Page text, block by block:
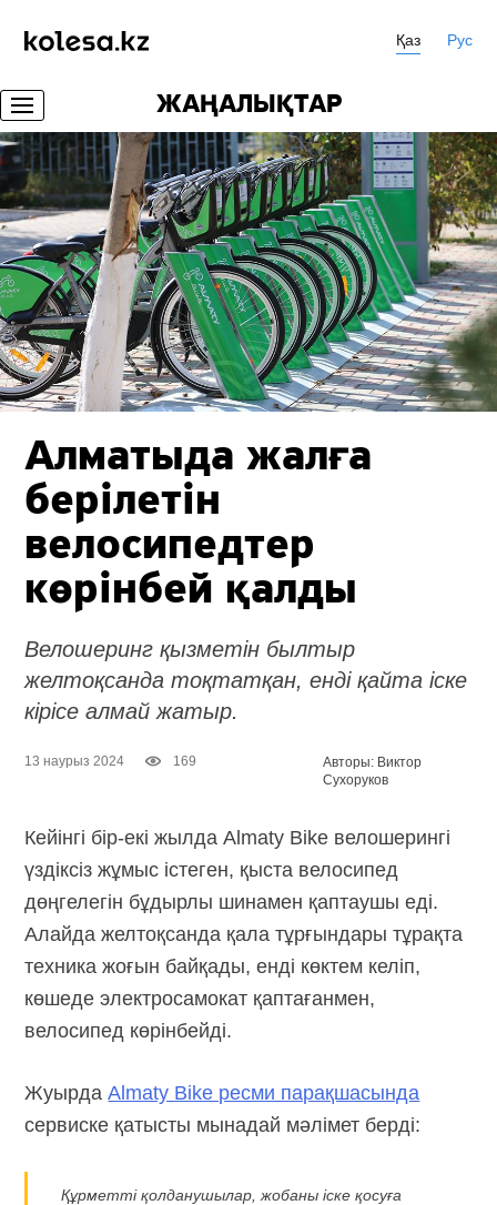
Қаз Рус
ЖАҢАЛЫҚТАР
Алматыда жалға
берілетін
велосипедтер
көрінбей қалды
Велошеринг қызметін былтыр
желтоқсанда тоқтатқан, енді қайта іске
кірісе алмай жатыр.
13 наурыз 2024 169
Авторы: Виктор
Сухоруков
Кейінгі бір-екі жылда Almaty Bike велошерингі
үздіксіз жұмыс істеген, қыста велосипед
дөңгелегін бұдырлы шинамен қаптаушы еді.
Алайда желтоқсанда қала тұрғындары тұрақта
техника жоғын байқады, енді көктем келіп,
көшеде электросамокат қаптағанмен,
велосипед көрінбейді.
ЖуырдаAlmaty Bike ресми парақшасында
сервиске қатысты мынадай мәлімет берді:
Құрметті қолданушылар, жобаны іске қосуға